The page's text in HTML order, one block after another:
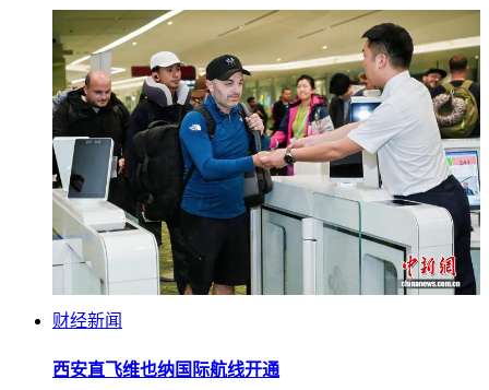
财经新闻
西安直飞维也纳国际航线开通